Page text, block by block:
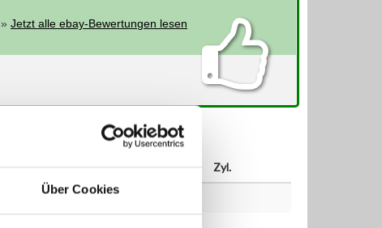
Über Cookies
»Jetzt alle ebay-Bewertungen lesen
PS ccm Zyl.